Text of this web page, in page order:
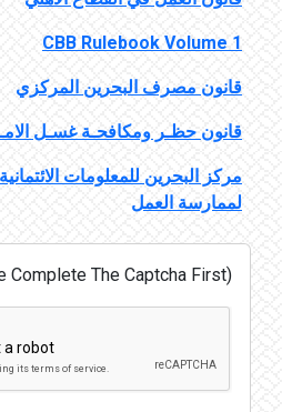
CBB Rulebook Volume 1
قانون مصرف البحرين المركزي
قانون حظـر ومكافحـة غسـل
مركز البحرين للمعلومات
لممارسة العمل
Complete The Captcha First):